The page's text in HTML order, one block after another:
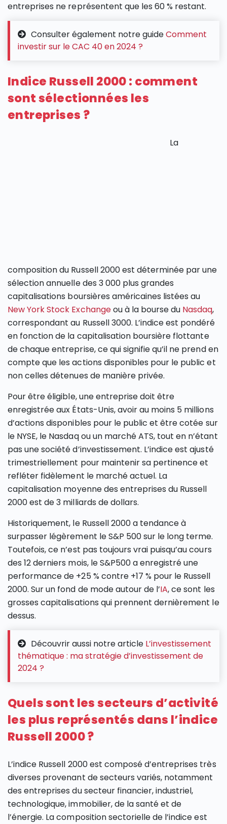
entreprises ne représentent que les 60 % restant.
Consulter également notre guideComment
investir sur le CAC 40 en 2024 ?
Indice Russell 2000 : comment
sont sélectionnées les
entreprises ?
La
composition du Russell 2000 est déterminée par une
sélection annuelle des 3 000 plus grandes
capitalisations boursières américaines listées au
New York Stock Exchangeou à la bourse du Nasdaq,
correspondant au Russell 3000. L’indice est pondéré
en fonction de la capitalisation boursière flottante
de chaque entreprise, ce qui signifie qu’il ne prend en
compte que les actions disponibles pour le public et
non celles détenues de manière privée.
Pour être éligible, une entreprise doit être
enregistrée aux États-Unis, avoir au moins 5 millions
d’actions disponibles pour le public et être cotée sur
le NYSE, le Nasdaq ou un marché ATS, tout en n’étant
pas une société d’investissement. L’indice est ajusté
trimestriellement pour maintenir sa pertinence et
refléter fidèlement le marché actuel. La
capitalisation moyenne des entreprises du Russell
2000 est de 3 milliards de dollars.
Historiquement, le Russell 2000 a tendance à
surpasser légèrement le S&P 500 sur le long terme.
Toutefois, ce n’est pas toujours vrai puisqu’au cours
des 12 derniers mois, le S&P500 a enregistré une
performance de +25 % contre +17 % pour le Russell
2000. Sur un fond de mode autour de l’IA, ce sont les
grosses capitalisations qui prennent dernièrement le
dessus.
Découvrir aussi notre article L’investissement
thématique : ma stratégie d’investissement de
2024 ?
Quels sont les secteurs d’activité
les plus représentés dans l’indice
Russell 2000 ?
L’indice Russell 2000 est composé d’entreprises très
diverses provenant de secteurs variés, notamment
des entreprises du secteur financier, industriel,
technologique, immobilier, de la santé et de
l’énergie. La composition sectorielle de l’indice est